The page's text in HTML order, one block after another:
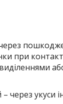
при
через укуси